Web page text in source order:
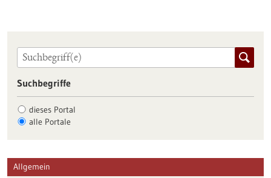
Suchbegriffe
dieses Portal
alle Portale
Allgemein